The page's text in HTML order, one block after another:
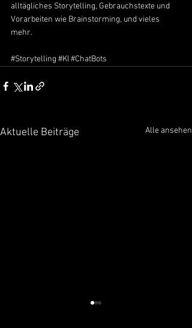
alltägliches Storytelling, Gebrauchstexte und
Vorarbeiten wie Brainstorming, und vieles
mehr.
#Storytelling #KI#ChatBots
Aktuelle Beiträge Alle ansehen